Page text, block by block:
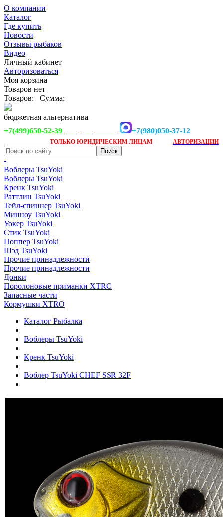
О компании
Каталог
Где купить
Новости
Отзывы рыбаков
Видео
Личный кабинет
Авторизоваться
Моя корзина
Товаров нет
Товаров:
Сумма:
бюджетная альтернатива
+7(499)650-52-39
+7(980)050-37-12
ТОЛЬКО ЮРИДИЧЕСКИМ ЛИЦАМ АВТОРИЗАЦИИ
-
Воблеры TsuYoki
Воблеры TsuYoki
Кренк TsuYoki
Раттлин TsuYoki
Тейл-спиннер TsuYoki
Минноу TsuYoki
Уокер TsuYoki
Стик TsuYoki
Поппер TsuYoki
Шэд TsuYoki
Прочие принадлежности
Прочие принадлежности
Донки
Поролоновые приманки XTRO
Запасные части
Кормушки XTRO
Каталог Рыбалка
Воблеры TsuYoki
Кренк TsuYoki
Воблер TsuYoki CHEF SSR 32F